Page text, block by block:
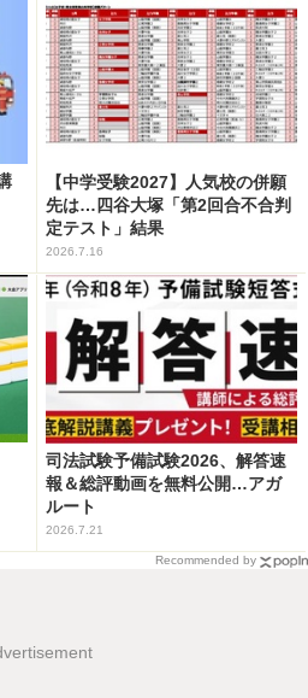
【中学受験2027】人気校の併願
先は…四谷大塚「第2回合不合判
定テスト」結果
2026.7.16
司法試験予備試験2026、解答速
報＆総評動画を無料公開…アガ
ルート
2026.7.21
Recommended by